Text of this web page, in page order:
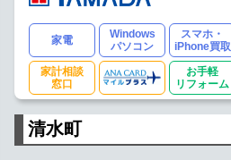
家電
Windows
パソコン
スマホ・
iPhone買取
家計相談
窓口
お手軽
リフォーム
清水町